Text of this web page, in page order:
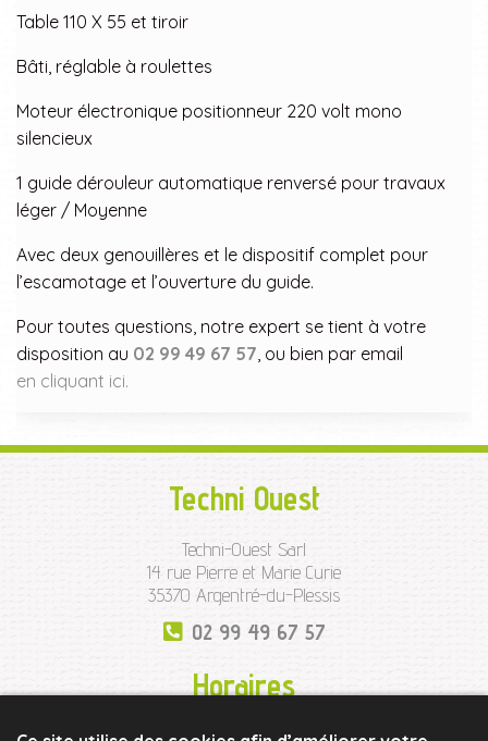
Table 110 X 55 et tiroir
Bâti, réglable à roulettes
Moteur électronique positionneur 220 volt mono
silencieux
1 guide dérouleur automatique renversé pour travaux
léger / Moyenne
Avec deux genouillères et le dispositif complet pour
l’escamotage et l’ouverture du guide.
Pour toutes questions, notre expert se tient à votre
disposition au 02 99 49 67 57, ou bien par email
en cliquant ici.
Techni Ouest
Techni-Ouest Sarl
14 rue Pierre et Marie Curie
35370 Argentré-du-Plessis
02 99 49 67 57
Horaires